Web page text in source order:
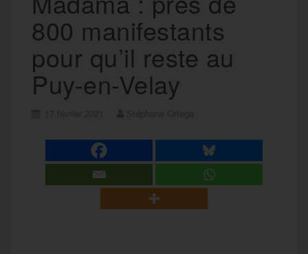
800 manifestants
pour qu’il reste au
Puy-en-Velay